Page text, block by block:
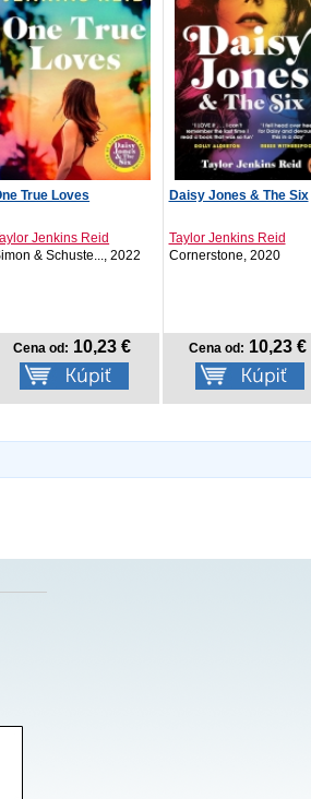
True Loves
Jenkins Reid
& Schuste..., 2022
Cena od: 10,23 €
Daisy Jones & The Six
Taylor Jenkins Reid
Cornerstone, 2020
Cena od: 10,23 €